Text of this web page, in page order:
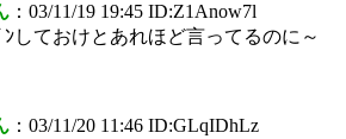
：03/11/19 19:45 ID:Z1Anow7l
ﾝしておけとあれほど言ってるのに～
：03/11/20 11:46 ID:GLqIDhLz